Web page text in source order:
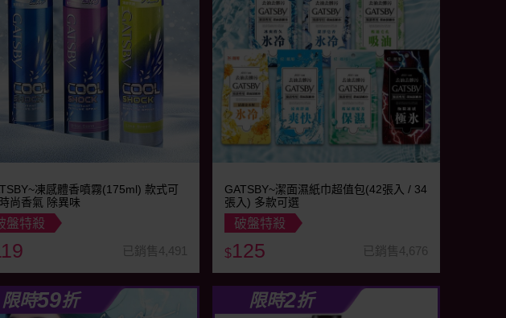
凍感體香噴霧(175ml) 款式可
尚香氣 除異味
盤特殺
已銷售4,491
GATSBY~潔面濕紙巾超值包(42張入 / 34
張入) 多款可選
破盤特殺
$125 已銷售4,676
限時59折 限時2折